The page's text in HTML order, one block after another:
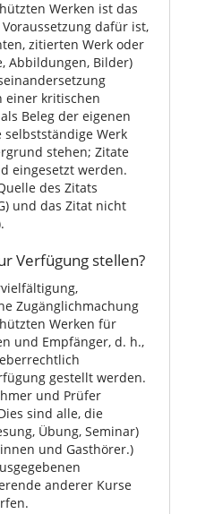
Werken ist das
dafür ist,
zitierten Werk oder
Abbildungen, Bilder)
einer kritischen
Beleg der eigenen
Werk
stehen; Zitate
eingesetzt werden.
des Zitats
und das Zitat nicht
Verfügung stellen?
Zugänglichmachung
Werken für
und Empfänger, d. h.,
gestellt werden.
und Prüfer
sind alle, die
Übung, Seminar)
und Gasthörer.)
anderer Kurse